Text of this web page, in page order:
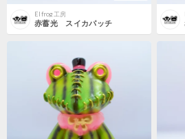
Elfrog工房
赤蓄光 スイカパッチ